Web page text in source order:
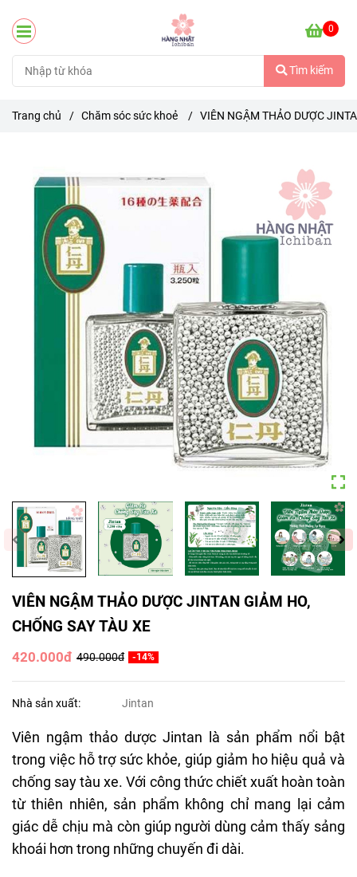
0
Tìm kiếm
Trang chủ / Chăm sóc sức khoẻ / VIÊN NGẬM THẢO DƯỢC
VIÊN NGẬM THẢO DƯỢC JINTAN GIẢM HO,
CHỐNG SAY TÀU XE
420.000đ 490.000đ -14%
Nhà sản xuất: Jintan
Viên ngậm thảo dược Jintan là sản phẩm nổi bật
trong việc hỗ trợ sức khỏe, giúp giảm ho hiệu quả và
chống say tàu xe. Với công thức chiết xuất hoàn toàn
từ thiên nhiên, sản phẩm không chỉ mang lại cảm
giác dễ chịu mà còn giúp người dùng cảm thấy sảng
khoái hơn trong những chuyến đi dài.